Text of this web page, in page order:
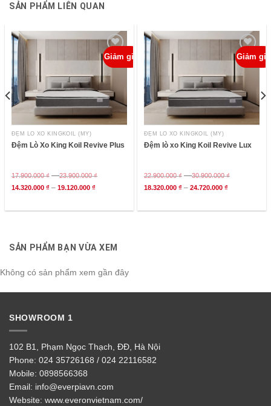
SẢN PHẨM LIÊN QUAN
Giảm giá!
ADD TO
WISHLIST
ĐỆM LÒ XO KINGKOIL (MỸ)
Đệm Lò Xo King Koil Revive Plus
17.900.000₫ –23.900.000₫
14.320.000 ₫ – 19.120.000 ₫
Giảm
ADD TO
WISHLIST
ĐỆM LÒ XO KINGKOIL (MỸ)
Đệm lò xo King Koil Revive Lux
22.900.000₫ –30.900.000₫
18.320.000 ₫ – 24.720.000 ₫
SẢN PHẨM BẠN VỪA XEM
Không có sản phẩm xem gần đây
SHOWROOM 1
102 B1, Phạm Ngọc Thạch, ĐĐ, Hà Nội
Phone: 024 35726168 / 024 22116582
Mobile: 0898566368
Email: info@everpiavn.com
Website: www.everonvietnam.com/